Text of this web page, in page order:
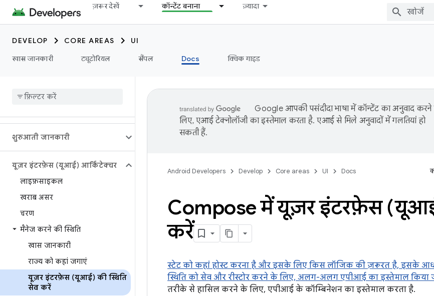
ज़रूर देखें कॉन्टेंट बनाना ज़्यादा
DEVELOP CORE AREAS
UI
खास जानकारी
ट्यूटोरियल सैंपल Docs क्विक गाइड
शुरुआती जानकारी
यूज़र इंटरफ़ेस (यूआई) आर्किटेक्चर
लाइफ़साइकल
खराब असर
चरण
मैनेज करने की स्थिति
खास जानकारी
राज्य को कहां जगाएं
यूज़र इंटरफ़ेस (यूआई) की स्थिति
सेव करें
Google आपकी पसंदीदा भाषा में कॉन्टेंट का अनुवाद
लिए, एआई टेक्नोलॉजी का इस्तेमाल करता है. एआई से मिले अनुवादों में गलतियां हो
सकती हैं.
Android Developers Develop Core areas UI Docs
Compose में यूज़र इंटरफ़ेस
करें
स्टेट को कहां होस्ट करना है और इसके लिए किस लॉजिक की ज़रूरत है, इसके
स्थिति को सेव और रीस्टोर करने के लिए, अलग-अलग एपीआई का इस्तेमाल किया
तरीके से हासिल करने के लिए, एपीआई के कॉम्बिनेशन का इस्तेमाल करता है.